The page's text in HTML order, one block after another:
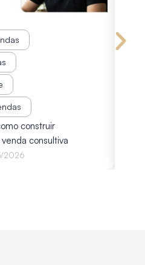
construir
consultiva
2026